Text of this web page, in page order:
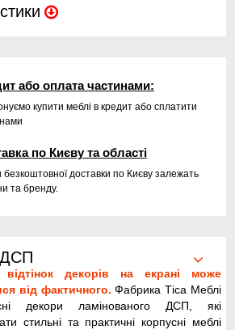
або оплата частинами:
купити меблі в кредит або сплатити
по Києву та області
безкоштовної доставки по Києву залежать
та бренду.
ДСП
декорів на екрані може
від фактичного. Фабрика Тіса Меблі
декори ламінованого ДСП, які
стильні та практичні корпусні меблі